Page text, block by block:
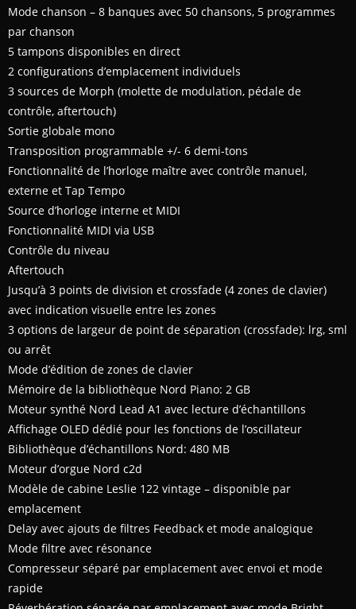
Mode chanson – 8 banques avec 50 chansons, 5 programmes
par chanson
5 tampons disponibles en direct
2 configurations d’emplacement individuels
3 sources de Morph (molette de modulation, pédale de
contrôle, aftertouch)
Sortie globale mono
Transposition programmable +/- 6 demi-tons
Fonctionnalité de l’horloge maître avec contrôle manuel,
externe et Tap Tempo
Source d’horloge interne et MIDI
Fonctionnalité MIDI via USB
Contrôle du niveau
Aftertouch
Jusqu’à 3 points de division et crossfade (4 zones de clavier)
avec indication visuelle entre les zones
3 options de largeur de point de séparation (crossfade): lrg, sml
ou arrêt
Mode d’édition de zones de clavier
Mémoire de la bibliothèque Nord Piano: 2 GB
Moteur synthé Nord Lead A1 avec lecture d’échantillons
Affichage OLED dédié pour les fonctions de l’oscillateur
Bibliothèque d’échantillons Nord: 480 MB
Moteur d’orgue Nord c2d
Modèle de cabine Leslie 122 vintage – disponible par
emplacement
Delay avec ajouts de filtres Feedback et mode analogique
Mode filtre avec résonance
Compresseur séparé par emplacement avec envoi et mode
rapide